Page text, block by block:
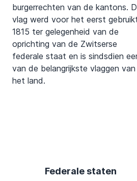
burgerrechten van de kantons.
vlag werd voor het eerst
1815 ter gelegenheid van de
oprichting van de Zwitserse
federale staat en is sindsdien
van de belangrijkste vlaggen van
het land.
Federale staten